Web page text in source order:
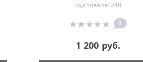
цветы из камня
Код товара: 248
0
1 200 руб.